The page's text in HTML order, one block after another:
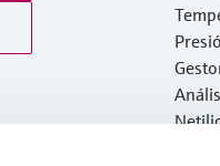
ctos